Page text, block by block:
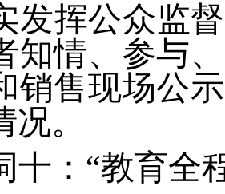
发挥公众监
知情、参与
销售现场公
。
十：“教育全